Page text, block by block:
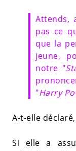
Attends,
pas ce
que la
jeune,
notre "
"Harry
A-t-elle
Si elle a